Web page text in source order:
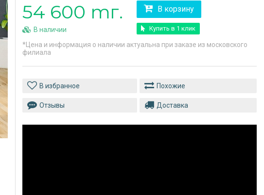
54 600 тг.
В наличии
В корзину
Купить в 1 клик
*Цена и информация о наличии актуальна при заказе из московского
филиала
Похожие
Отзывы Доставка